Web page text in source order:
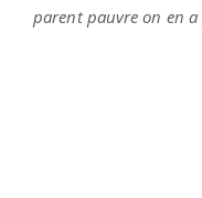
parent pauvre on en